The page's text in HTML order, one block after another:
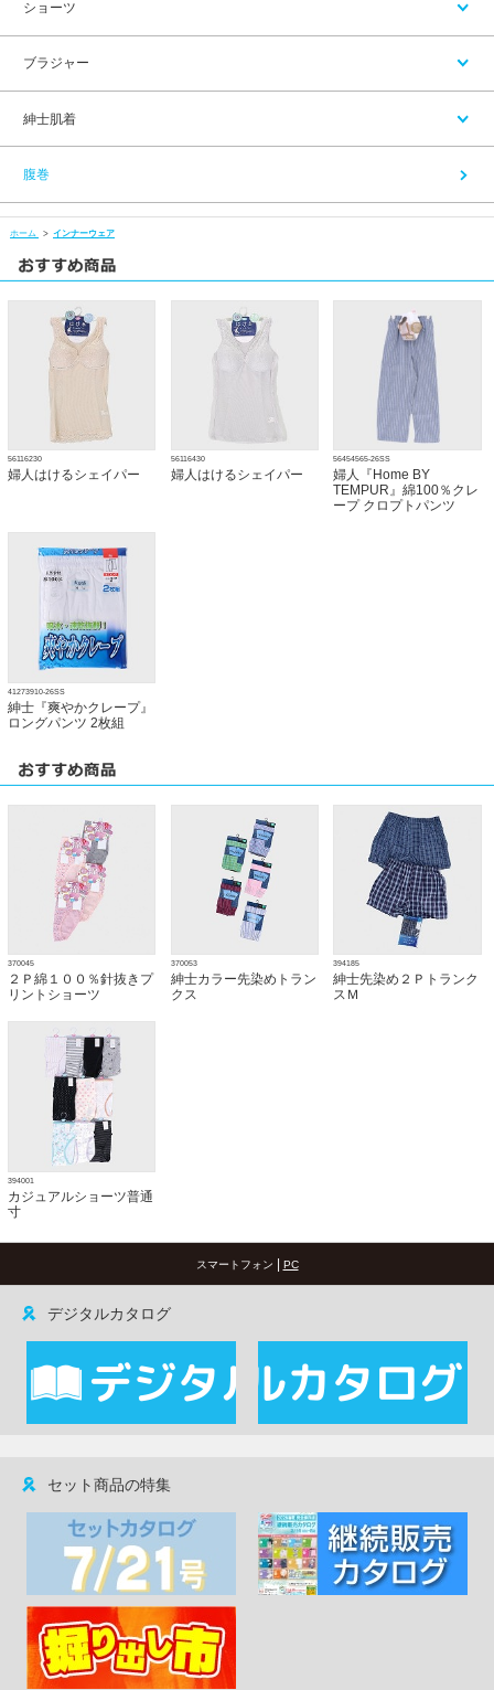
ショーツ
ブラジャー
紳士肌着
腹巻
ホーム > インナーウェア
56116230
婦人はけるシェイパー
56116430
婦人はけるシェイパー
56454565-26SS
婦人『Home BY
TEMPUR』綿100％クレ
ープ クロプトパンツ
41273910-26SS
紳士『爽やかクレープ』
ロングパンツ 2枚組
370045
２Ｐ綿１００％針抜きプ
リントショーツ
370053
紳士カラー先染めトラン
クス
394185
紳士先染め２Ｐトランク
スＭ
394001
カジュアルショーツ普通
寸
スマートフォン PC
デジタルカタログ
セット商品の特集